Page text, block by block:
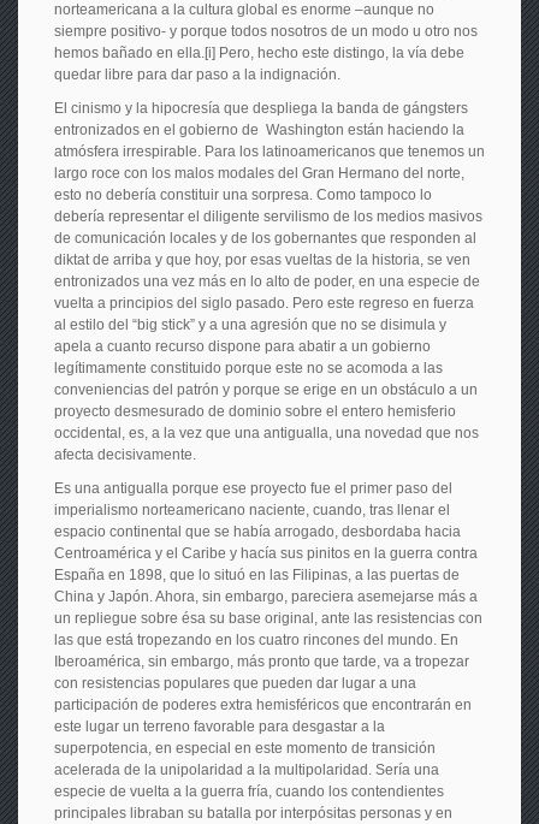
norteamericana a la cultura global es enorme –aunque no
siempre positivo- y porque todos nosotros de un modo u otro nos
hemos bañado en ella.[i] Pero, hecho este distingo, la vía debe
quedar libre para dar paso a la indignación.
El cinismo y la hipocresía que despliega la banda de gángsters
entronizados en el gobierno de Washington están haciendo la
atmósfera irrespirable. Para los latinoamericanos que tenemos un
largo roce con los malos modales del Gran Hermano del norte,
esto no debería constituir una sorpresa. Como tampoco lo
debería representar el diligente servilismo de los medios masivos
de comunicación locales y de los gobernantes que responden al
diktat de arriba y que hoy, por esas vueltas de la historia, se ven
entronizados una vez más en lo alto de poder, en una especie de
vuelta a principios del siglo pasado. Pero este regreso en fuerza
al estilo del “big stick” y a una agresión que no se disimula y
apela a cuanto recurso dispone para abatir a un gobierno
legítimamente constituido porque este no se acomoda a las
conveniencias del patrón y porque se erige en un obstáculo a un
proyecto desmesurado de dominio sobre el entero hemisferio
occidental, es, a la vez que una antigualla, una novedad que nos
afecta decisivamente.
Es una antigualla porque ese proyecto fue el primer paso del
imperialismo norteamericano naciente, cuando, tras llenar el
espacio continental que se había arrogado, desbordaba hacia
Centroamérica y el Caribe y hacía sus pinitos en la guerra contra
España en 1898, que lo situó en las Filipinas, a las puertas de
China y Japón. Ahora, sin embargo, pareciera asemejarse más a
un repliegue sobre ésa su base original, ante las resistencias con
las que está tropezando en los cuatro rincones del mundo. En
Iberoamérica, sin embargo, más pronto que tarde, va a tropezar
con resistencias populares que pueden dar lugar a una
participación de poderes extra hemisféricos que encontrarán en
este lugar un terreno favorable para desgastar a la
superpotencia, en especial en este momento de transición
acelerada de la unipolaridad a la multipolaridad. Sería una
especie de vuelta a la guerra fría, cuando los contendientes
principales libraban su batalla por interpósitas personas y en